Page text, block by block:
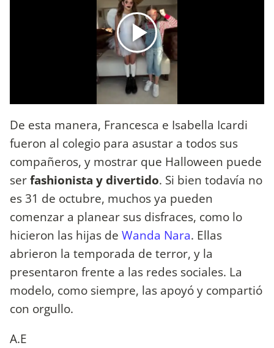
De esta manera, Francesca e Isabella Icardi
fueron al colegio para asustar a todos sus
compañeros, y mostrar que Halloween puede
serfashionista y divertido. Si bien todavía no
es 31 de octubre, muchos ya pueden
comenzar a planear sus disfraces, como lo
hicieron las hijas de Wanda Nara. Ellas
abrieron la temporada de terror, y la
presentaron frente a las redes sociales. La
modelo, como siempre, las apoyó y compartió
con orgullo.
A.E